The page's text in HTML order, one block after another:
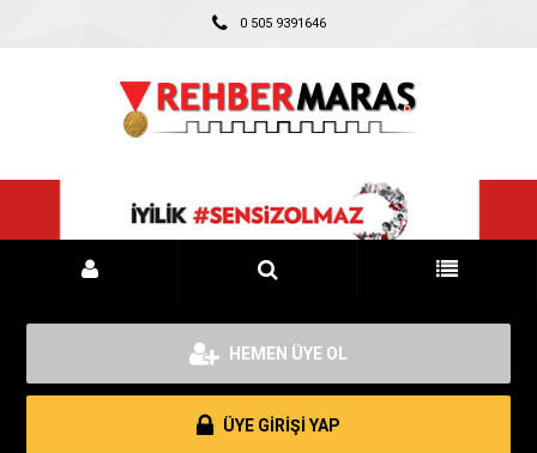
0 505 9391646
HEMEN ÜYE OL
ÜYE GİRİŞİ YAP